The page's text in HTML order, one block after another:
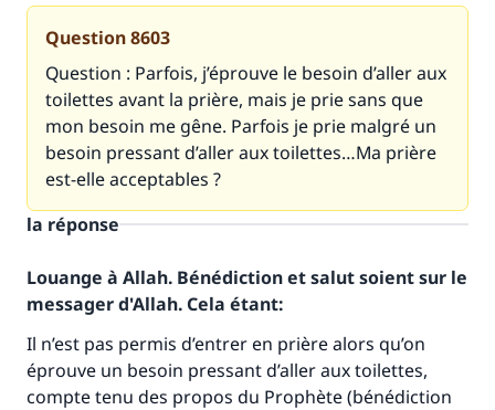
Question8603
Question : Parfois, j’éprouve le besoin d’aller aux
toilettes avant la prière, mais je prie sans que
mon besoin me gêne. Parfois je prie malgré un
besoin pressant d’aller aux toilettes…Ma prière
est-elle acceptables ?
la réponse
Louange à Allah. Bénédiction et salut soient sur le
messager d'Allah. Cela étant:
Il n’est pas permis d’entrer en prière alors qu’on
éprouve un besoin pressant d’aller aux toilettes,
compte tenu des propos du Prophète (bénédiction